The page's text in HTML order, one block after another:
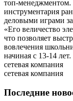
топ-менеджментом.
инструментария
деловыми играми
«Его величество
что позволяет
вовлечения
начиная с 13-14 лет.
сетевая компания
сетевая компания
Последние